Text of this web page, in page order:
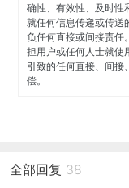
确性、有效性、及时性
就任何信息传递或传送
负任何直接或间接责任
担用户或任何人士就使
引致的任何直接、间接
偿。
全部回复 38